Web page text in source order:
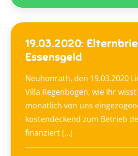
19.03.2020:
Essensgeld
Neuhonrath, den 19.03.2020
Villa Regenbogen, wie Ihr
monatlich von uns
kostendeckend zum Betrieb
finanziert […]